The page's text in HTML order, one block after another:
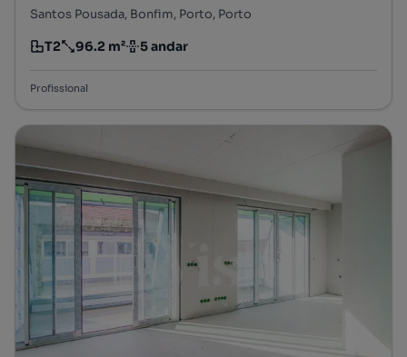
Santos Pousada, Bonfim, Porto, Porto
Tipologia
T2
Preço por metro quadrado
96.2 m²
Andar 5 andar
Profissional